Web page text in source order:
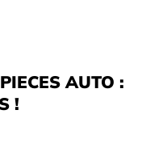
AUTO :
!